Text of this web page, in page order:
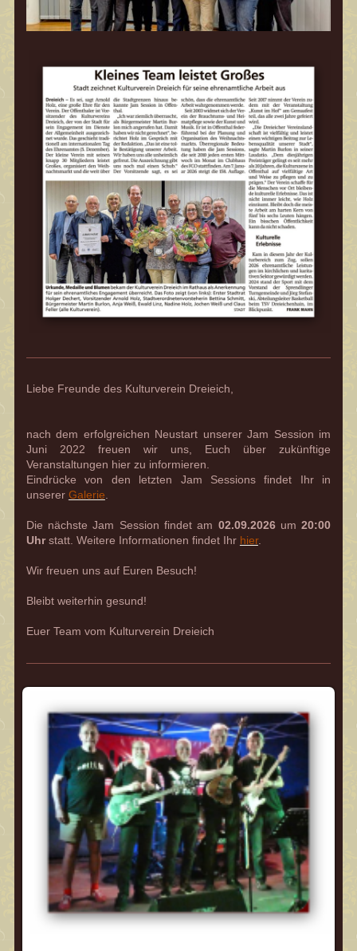
Liebe Freunde des Kulturverein Dreieich
nach dem erfolgreichen Neustart unserer Jam Session im
Juni 2022 freuen wir uns, Euch über zukünftige
Veranstaltungen hier zu informieren.
Eindrücke von den letzten Jam Sessions findet Ihr in
unserer Galerie
Die nächste Jam Session findet am 02.09.2026um20:00
Uhrstatt. Weitere Informationen findet Ihr hier.
Wir freuen uns auf Euren Besuch!
Bleibt weiterhin gesund!
Euer Team vom Kulturverein Dreieich